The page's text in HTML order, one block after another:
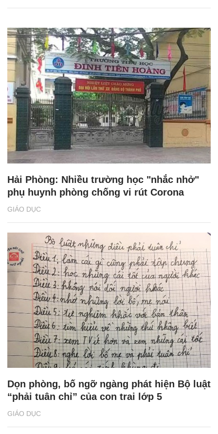
GIÁO DỤC
Hải Phòng: Nhiều trường học "nhắc nhở"
phụ huynh phòng chống vi rút Corona
GIÁO DỤC
Dọn phòng, bố ngỡ ngàng phát hiện Bộ luật
“phải tuân chỉ” của con trai lớp 5